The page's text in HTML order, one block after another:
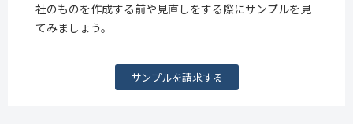
社のものを作成する前や見直しをする際にサンプルを見
てみましょう。
サンプルを請求する